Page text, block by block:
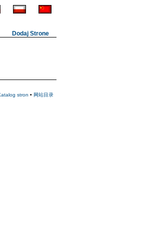
Dodaj Strone
stron • 网站目录